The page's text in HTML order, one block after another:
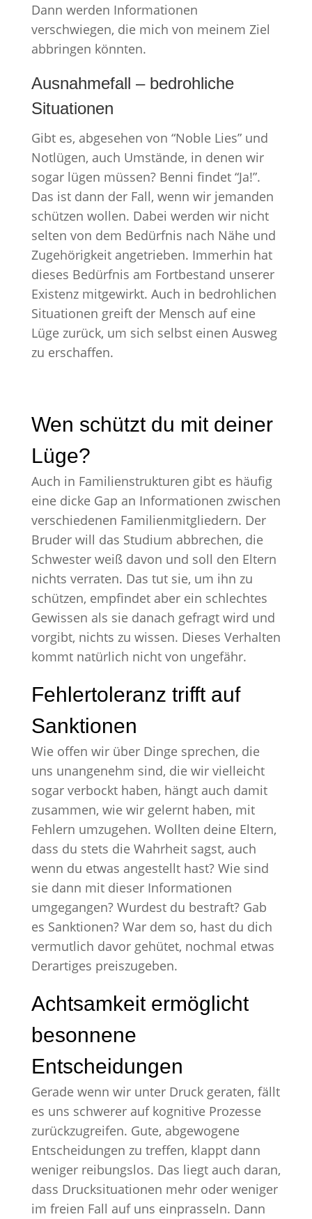
Dann werden Informationen
verschwiegen, die mich von meinem Ziel
abbringen könnten.
Ausnahmefall – bedrohliche
Situationen
Gibt es, abgesehen von “Noble Lies” und
Notlügen, auch Umstände, in denen wir
sogar lügen müssen? Benni findet “Ja!”.
Das ist dann der Fall, wenn wir jemanden
schützen wollen. Dabei werden wir nicht
selten von dem Bedürfnis nach Nähe und
Zugehörigkeit angetrieben. Immerhin hat
dieses Bedürfnis am Fortbestand unserer
Existenz mitgewirkt. Auch in bedrohlichen
Situationen greift der Mensch auf eine
Lüge zurück, um sich selbst einen Ausweg
zu erschaffen.
Wen schützt du mit deiner
Lüge?
Auch in Familienstrukturen gibt es häufig
eine dicke Gap an Informationen zwischen
verschiedenen Familienmitgliedern. Der
Bruder will das Studium abbrechen, die
Schwester weiß davon und soll den Eltern
nichts verraten. Das tut sie, um ihn zu
schützen, empfindet aber ein schlechtes
Gewissen als sie danach gefragt wird und
vorgibt, nichts zu wissen. Dieses Verhalten
kommt natürlich nicht von ungefähr.
Fehlertoleranz trifft auf
Sanktionen
Wie offen wir über Dinge sprechen, die
uns unangenehm sind, die wir vielleicht
sogar verbockt haben, hängt auch damit
zusammen, wie wir gelernt haben, mit
Fehlern umzugehen. Wollten deine Eltern,
dass du stets die Wahrheit sagst, auch
wenn du etwas angestellt hast? Wie sind
sie dann mit dieser Informationen
umgegangen? Wurdest du bestraft? Gab
es Sanktionen? War dem so, hast du dich
vermutlich davor gehütet, nochmal etwas
Derartiges preiszugeben.
Achtsamkeit ermöglicht
besonnene
Entscheidungen
Gerade wenn wir unter Druck geraten, fällt
es uns schwerer auf kognitive Prozesse
zurückzugreifen. Gute, abgewogene
Entscheidungen zu treffen, klappt dann
weniger reibungslos. Das liegt auch daran,
dass Drucksituationen mehr oder weniger
im freien Fall auf uns einprasseln. Dann